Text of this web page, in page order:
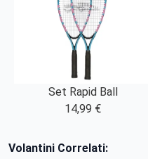
Set Rapid Ball
14,99 €
Volantini Correlati: